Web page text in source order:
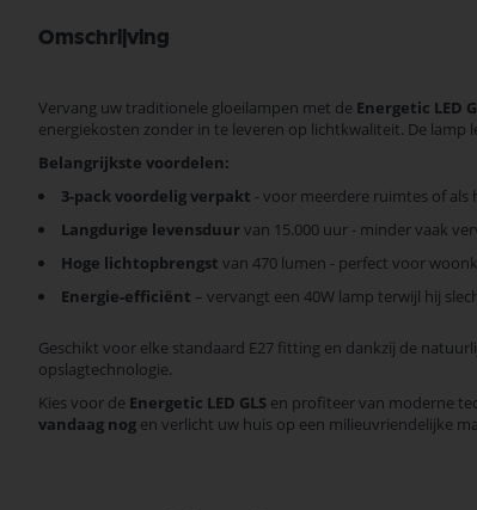
Omschrijving
Vervang uw traditionele gloeilampen met de Energetic LED
energiekosten zonder in te leveren op lichtkwaliteit. De lamp
Belangrijkste voordelen:
3-pack voordelig verpakt - voor meerdere ruimtes of als
Langdurige levensduur van 15.000 uur - minder vaak
Hoge lichtopbrengst van 470 lumen - perfect voor
Energie-efficiënt – vervangt een 40W lamp terwijl hij
Geschikt voor elke standaard E27 fitting en dankzij de
opslagtechnologie.
Kies voor de Energetic LED GLS en profiteer van moderne
vandaag nog en verlicht uw huis op een milieuvriendelijke